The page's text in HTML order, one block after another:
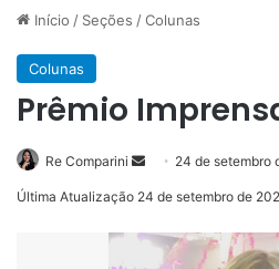
Início / Seções /Colunas
Colunas
Prêmio
Re Comparini
Mande
mail
24 de setembro
Última Atualização 24 de setembro de